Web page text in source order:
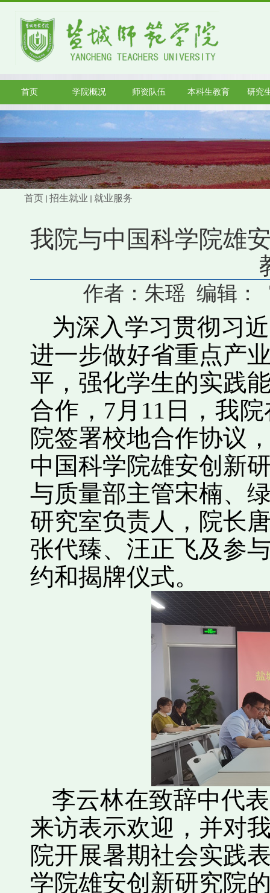
首页 学院概况 师资队伍 本科生教育 研究
首页 招生就业 就业服务
我院与中国科学院雄
作者：朱瑶 编辑：
为深入学习贯彻习
进一步做好省重点产
平，强化学生的实践
合作，7月11日，我
院签署校地合作协议
中国科学院雄安创新
与质量部主管宋楠、
研究室负责人，院长
张代臻、汪正飞及参
约和揭牌仪式。
李云林在致辞中代
来访表示欢迎，并对
院开展暑期社会实践
学院雄安创新研究院